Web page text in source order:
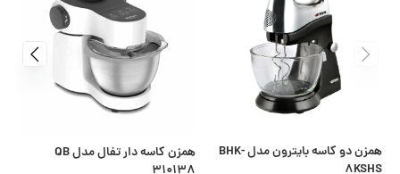
همزن دو کاسه بایترون مدل BHK-
8KSHS
همزن کاسه دار تفال مدل QB